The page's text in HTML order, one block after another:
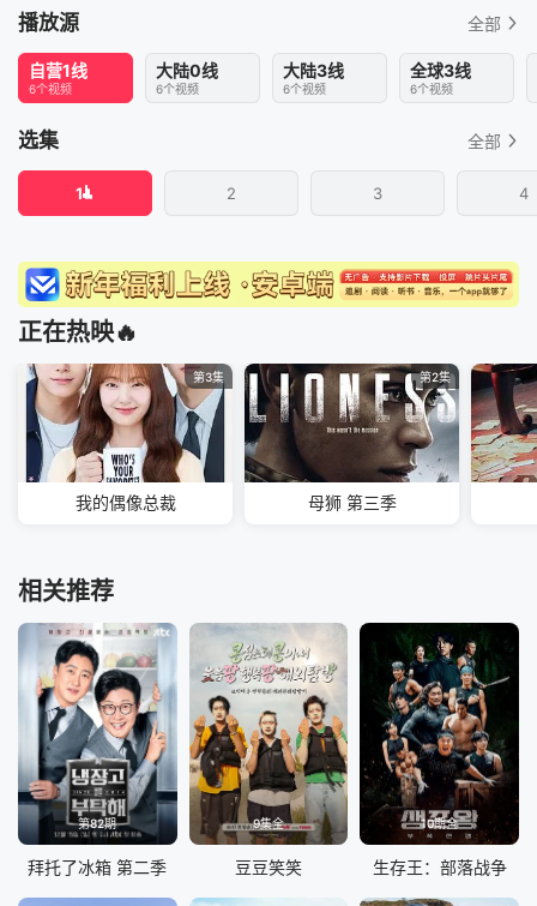
播放源 全部
自营1线
6个视频
大陆0线
6个视频
大陆3线
6个视频
全球3线
6个视频
选集 全部
1 2 3 4
正在热映🔥
第3集
我的偶像总裁
第2集
母狮 第三季
相关推荐
第82期
拜托了冰箱 第二季
9集全
豆豆笑笑
10期全
生存王：部落战争